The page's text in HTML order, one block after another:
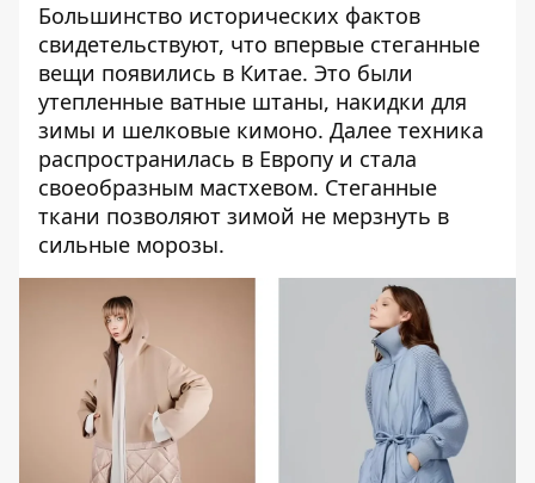
Большинство исторических фактов
свидетельствуют, что впервые стеганные
вещи появились в Китае. Это были
утепленные ватные штаны, накидки для
зимы и шелковые кимоно. Далее техника
распространилась в Европу и стала
своеобразным мастхевом. Стеганные
ткани позволяют зимой не мерзнуть в
сильные морозы.